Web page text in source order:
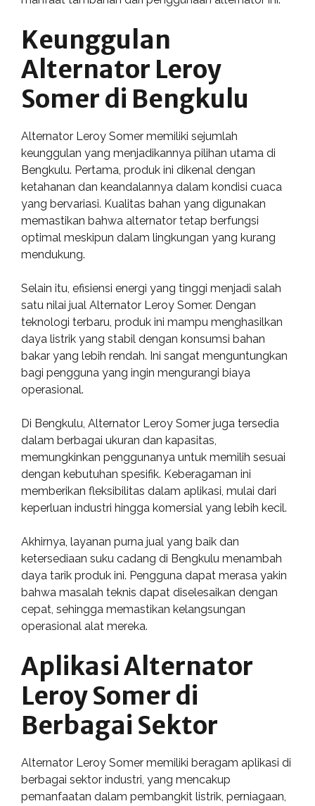
Keunggulan
Alternator Leroy
Somer di Bengkulu
Alternator Leroy Somer memiliki sejumlah
keunggulan yang menjadikannya pilihan utama di
Bengkulu. Pertama, produk ini dikenal dengan
ketahanan dan keandalannya dalam kondisi cuaca
yang bervariasi. Kualitas bahan yang digunakan
memastikan bahwa alternator tetap berfungsi
optimal meskipun dalam lingkungan yang kurang
mendukung.
Selain itu, efisiensi energi yang tinggi menjadi salah
satu nilai jual Alternator Leroy Somer. Dengan
teknologi terbaru, produk ini mampu menghasilkan
daya listrik yang stabil dengan konsumsi bahan
bakar yang lebih rendah. Ini sangat menguntungkan
bagi pengguna yang ingin mengurangi biaya
operasional.
Di Bengkulu, Alternator Leroy Somer juga tersedia
dalam berbagai ukuran dan kapasitas,
memungkinkan penggunanya untuk memilih sesuai
dengan kebutuhan spesifik. Keberagaman ini
memberikan fleksibilitas dalam aplikasi, mulai dari
keperluan industri hingga komersial yang lebih kecil.
Akhirnya, layanan purna jual yang baik dan
ketersediaan suku cadang di Bengkulu menambah
daya tarik produk ini. Pengguna dapat merasa yakin
bahwa masalah teknis dapat diselesaikan dengan
cepat, sehingga memastikan kelangsungan
operasional alat mereka.
Aplikasi Alternator
Leroy Somer di
Berbagai Sektor
Alternator Leroy Somer memiliki beragam aplikasi di
berbagai sektor industri, yang mencakup
pemanfaatan dalam pembangkit listrik, perniagaan,